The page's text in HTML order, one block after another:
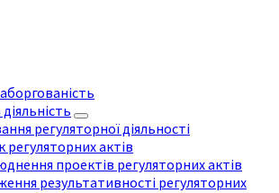
регуляторної діяльності
регуляторних актів
проектів регуляторних актів
результативності регуляторних